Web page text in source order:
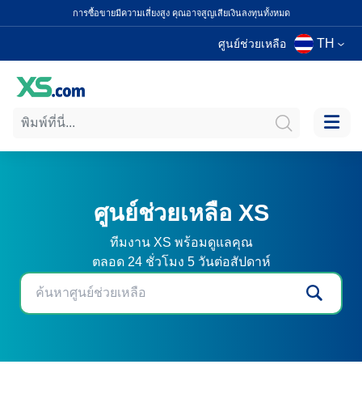
การซื้อขายมีความเสี่ยงสูง คุณอาจสูญเสียเงินลงทุนทั้งหมด
ศูนย์ช่วยเหลือ TH
ศูนย์ช่วยเหลือ XS
ทีมงาน XS พร้อมดูแลคุณ
ตลอด 24 ชั่วโมง 5 วันต่อสัปดาห์